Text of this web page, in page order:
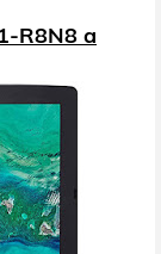
R8N8 a